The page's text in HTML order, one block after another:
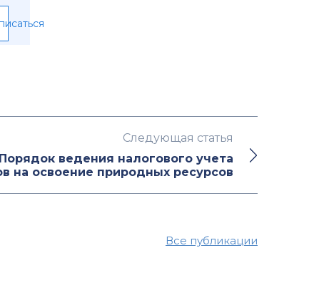
Следующая статья
ведения налогового учета
на освоение природных ресурсов
Все публикации